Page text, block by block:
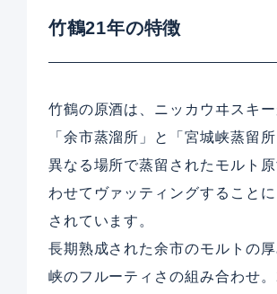
竹鶴21年の特徴
竹鶴の原酒は、ニッカウヰスキ
「余市蒸溜所」と「宮城峡蒸留
異なる場所で蒸留されたモルト
わせてヴァッティングすること
されています。
長期熟成された余市のモルトの
峡のフルーティさの組み合わせ